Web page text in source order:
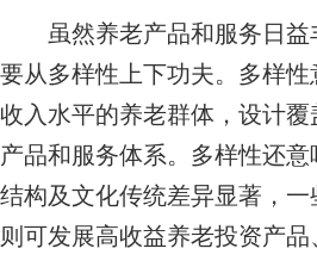
虽然养老产品和服务日益
要从多样性上下功夫。多样
收入水平的养老群体，设计
产品和服务体系。多样性还
结构及文化传统差异显著，
则可发展高收益养老投资产